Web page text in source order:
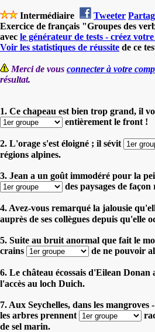
Intermédiaire Tweeter
Exercice de français "Groupes des
avec le générateur de tests - créez
Voir les statistiques de réussite de ce
Merci de vous connecter à votre
résultat.
1. Ce chapeau est bien trop grand, il
entièrement le front !
2. L'orage s'est éloigné ; il sévit
régions alpines.
3. Jean a un goût immodéré pour la
des paysages de
4. Avez-vous remarqué la jalousie
auprès de ses collègues depuis qu'elle
5. Suite au bruit anormal que fait le
crains
de ne pouvoir
6. Le château écossais d'Eilean Donan
l'accès au loch Duich.
7. Aux Seychelles, dans les
les arbres prennent
de sel marin.